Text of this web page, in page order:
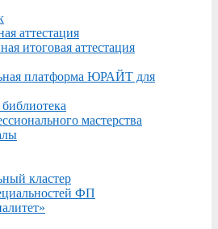
аттестация
итоговая аттестация
платформа ЮРАЙТ для
мастерства
кластер
ФП